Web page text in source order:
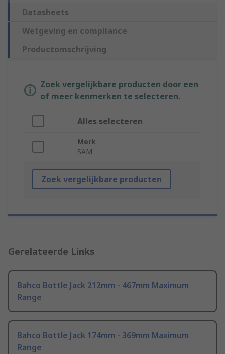
Datasheets
Wetgeving en compliance
Productomschrijving
Zoek vergelijkbare producten door een
of meer kenmerken te selecteren.
Alles selecteren
Merk
SAM
Zoek vergelijkbare producten
Gerelateerde Links
Bahco Bottle Jack 212mm - 467mm Maximum
Range
Bahco Bottle Jack 174mm - 369mm Maximum
Range